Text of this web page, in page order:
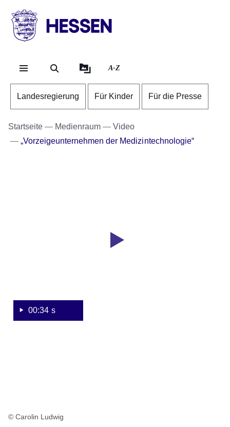
HESSEN
Landesregierung
A-Z
Landesregierung Für Kinder Für die Presse
Startseite Medienraum
Video
„Vorzeigeunternehmen der Medizintechnologie“
der
Firma
B.
00:34 s
© Carolin Ludwig